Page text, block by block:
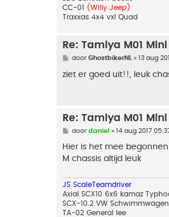
CC-01 (Willy Jeep)
Traxxas 4x4 vxl Quad
Re: Tamiya M01
B
r
door GhostbikerNL» 13 aug
ziet er goed uit!!, leuk
Re: Tamiya M01
B
r
c
door daniel » 14 aug 2017
Hier is het mee
M chassis altijd leuk
JS ScaleTeamdriver
Axial SCX10 6x6 kamaz
SCX-10.2 VW Schwimmwagen
TA-02 General lee